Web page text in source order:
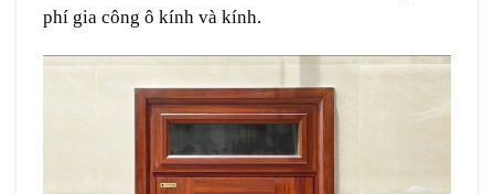
phí gia công ô kính và kính.